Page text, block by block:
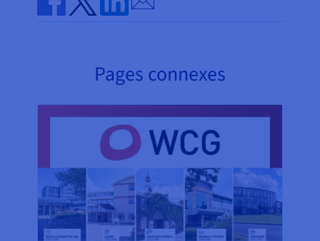
Share on Facebook
Share on Twitter
Share on Linkedin
Pages connexes